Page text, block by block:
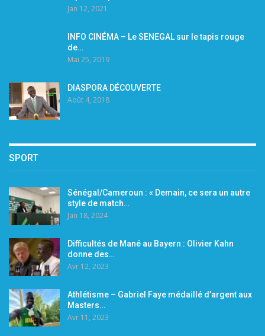
Jan 12, 2021
INFO CINÉMA – Le SENEGAL sur le tapis rouge
de…
Mai 25, 2019
DIASPORA DÉCOUVERTE
Août 4, 2018
SPORT
Sénégal/Cameroun : « Demain, ce sera un autre
style de match…
Jan 18, 2024
Difficultés de Mané au Bayern : Olivier Kahn
donne des…
Avr 12, 2023
Athlétisme – Gabriel Faye médaillé d’argent aux
Masters…
Avr 11, 2023